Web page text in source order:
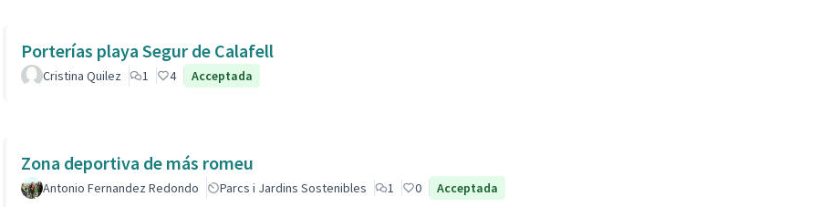
Porterías playa Segur de Calafell
Cristina Quilez 1 4 Acceptada
Zona deportiva de más romeu
Antonio Fernandez Redondo Parcs i Jardins Sostenibles 1 0 Acceptada